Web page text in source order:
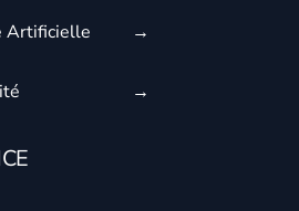
Artificielle